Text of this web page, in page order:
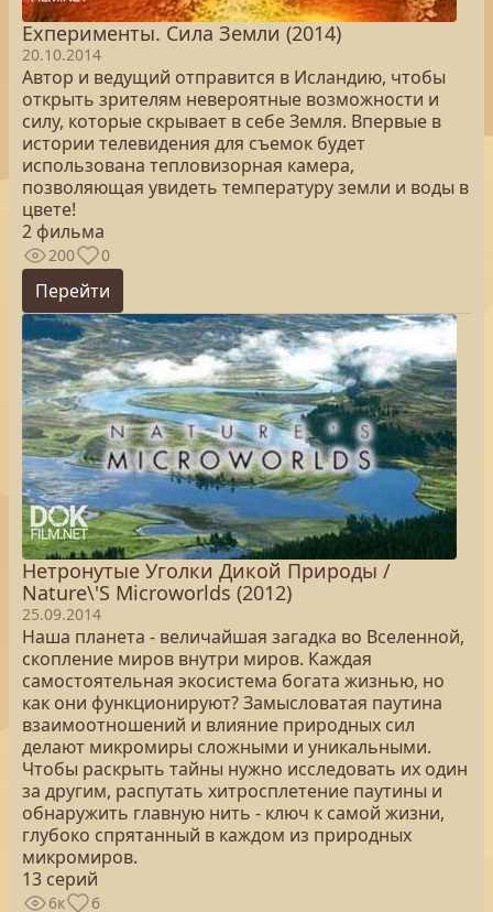
Exперименты. Сила Земли (2014)
20.10.2014
Автор и ведущий отправится в Исландию, чтобы
открыть зрителям невероятные возможности и
силу, которые скрывает в себе Земля. Впервые в
истории телевидения для съемок будет
использована тепловизорная камера,
позволяющая увидеть температуру земли и воды в
цвете!
2 фильма
200 0
Перейти
Нетронутые Уголки Дикой Природы /
Nature\'S Microworlds (2012)
25.09.2014
Наша планета - величайшая загадка во Вселенной,
скопление миров внутри миров. Каждая
самостоятельная экосистема богата жизнью, но
как они функционируют? Замысловатая паутина
взаимоотношений и влияние природных сил
делают микромиры сложными и уникальными.
Чтобы раскрыть тайны нужно исследовать их один
за другим, распутать хитросплетение паутины и
обнаружить главную нить - ключ к самой жизни,
глубоко спрятанный в каждом из природных
микромиров.
13 серий
6к 6